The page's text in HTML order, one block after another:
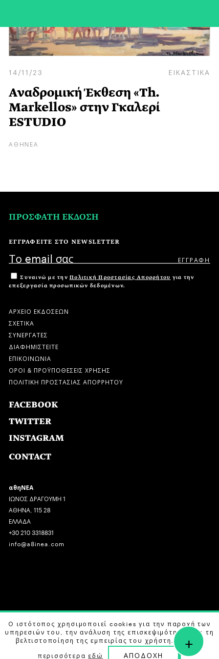
14/11/23 ΕΙΚΑΣΤΙΚΑ
Αναδρομική Έκθεση «Th.
Markellos» στην Γκαλερί
ESTUDIO
ΑΘΗΝΕΑ
ΠΡΟΣΦΑΤΗ ΕΚΔΟΣΗ
ΕΓΓΡΑΦΕΙΤΕ ΣΤΟ NEWSLETTER
Συναινώ με την Πολιτική Προστασίας Απορρήτου για την
επεξεργασία προσωπικών δεδομένων.
ΑΡΧΕΙΟ ΕΚΔΟΣΕΩΝ
ΣΧΕΤΙΚΑ
ΣΥΝΕΡΓΑΤΕΣ
ΔΙΑΦΗΜΙΣΤΕΙΤΕ
ΕΠΙΚΟΙΝΩΝΙΑ
ΟΡΟΙ & ΠΡΟΫΠΟΘΕΣΕΙΣ ΧΡΗΣΗΣ
ΠΟΛΙΤΙΚΗ ΠΡΟΣΤΑΣΙΑΣ ΑΠΟΡΡΗΤΟΥ
FACEBOOK
TWITTER
INSTAGRAM
CONTACT
αθηΝΕΑ
ΙΩΝΟΣ ΔΡΑΓΟΥΜΗ 1
ΑΘΗΝΑ, 115 28
ΕΛΛΑΔΑ
+30 210 3318831
info@a8inea.com
COPYRIGHT © 2026 αθηΝΕΑ, ALL RIGHTS RESERVED.
DESIGN BY G DESIGN STUDIO. DEVELOPED BYB LABS
Ο ιστότοπος χρησιμοποιεί cookies για την παροχή των
υπηρεσιών του, την ανάλυση της επισκεψιμότητας και τη
βελτιστοποίηση της εμπειρίας του χρήστη. Μάθετε
περισσότεραεδώ ΑΠΟΔΟΧΗ
+